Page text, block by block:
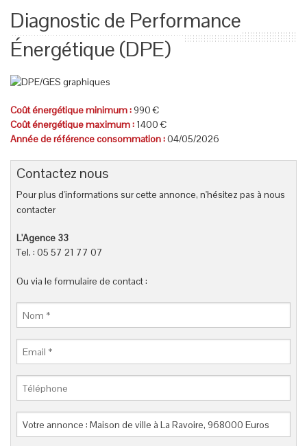
Diagnostic de Performance
Énergétique (DPE)
Coût énergétique minimum :990 €
Coût énergétique maximum : 1400 €
Année de référence consommation :04/05/2026
Contactez nous
Pour plus d'informations sur cette annonce, n'hésitez pas à nous
contacter
L'Agence 33
Tel. : 05 57 21 77 07
Ou via le formulaire de contact :